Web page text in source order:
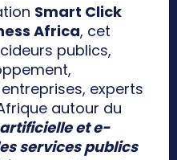
Smart Click
Africa, cet
publics,
experts
autour du
et e-
services publics